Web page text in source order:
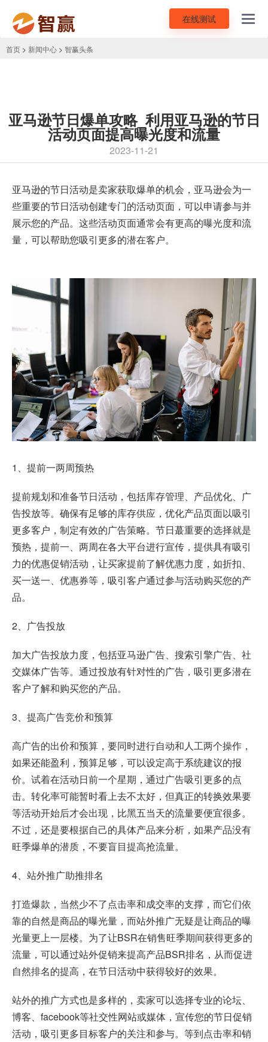
在线测试
首页 > 新闻中心 > 智赢头条
亚马逊节日爆单攻略_利用亚马逊的节日
活动页面提高曝光度和流量
2023-11-21
亚马逊的节日活动是卖家获取爆单的机会，亚马逊会为一
些重要的节日活动创建专门的活动页面，可以申请参与并
展示您的产品。这些活动页面通常会有更高的曝光度和流
量，可以帮助您吸引更多的潜在客户。
1、提前一两周预热
提前规划和准备节日活动，包括库存管理、产品优化、广
告投放等。确保有足够的库存供应，优化产品页面以吸引
更多客户，制定有效的广告策略。节日蕞重要的选择就是
预热，提前一、两周在各大平台进行宣传，提供具有吸引
力的优惠促销活动，让买家提前了解优惠力度，如折扣、
买一送一、优惠券等，吸引客户通过参与活动购买您的产
品。
2、广告投放
加大广告投放力度，包括亚马逊广告、搜索引擎广告、社
交媒体广告等。通过投放有针对性的广告，吸引更多潜在
客户了解和购买您的产品。
3、提高广告竞价和预算
高广告的出价和预算，要同时进行自动和人工两个操作，
如果还能盈利，预算足够，可以设定高于系统建议的报
价。试着在活动日前一个星期，通过广告吸引更多的点
击。转化率可能暂时看上去不太好，但真正的转换效果要
等活动开始后才会出现，比黑五当天的流量要便宜很多。
不过，还是要根据自己的具体产品来分析，如果产品没有
旺季爆单的潜质，不要盲目提高抢流量。
4、站外推广助推排名
打造爆款，当然少不了点击率和成交率的支撑，而它们依
靠的自然是商品的曝光量，而站外推广无疑是让商品的曝
光量更上一层楼。为了让BSR在销售旺季期间获得更多的
流量，可以通过站外促销来提高产品BSR排名，从而促进
自然排名的提高，在节日活动中获得较好的效果。
站外的推广方式也是多样的，卖家可以选择专业的论坛、
博客、facebook等社交性网站或媒体，宣传您的节日促销
活动，吸引更多目标客户的关注和参与。等到点击率和销